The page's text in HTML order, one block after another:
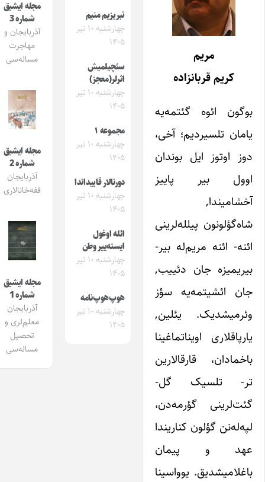
مریم
کریم قربانزاده
بوگون ائوه گئتمه‌یه
یامان تلسیردیم؛ آخی،
دوز اوتوز ایل بوندان
اوول بیر پاییز
آخشامیندا,
شاه‌گؤلونون پیلله‌لرینی
ائنه- ائنه مریم‌له بیر-
بیریمیزه جان دئییب,
جان ائشیتمه‌یه سؤز
وئرمیشدیک. یئلین,
یارپاقلاری اویناتماغینا
باخمادان، قارقالارین
تر- تلسیک گل-
‌گئت‌لرینی گؤرمه‌دن،
لپه‌له‌نن گؤلون کناریندا
عهد و پیمان
باغلامیشدیق. یوواسینا
تبریزیم منیم
چهارشنبه ۱۰ تیر
۱۴۰۵
سئچیلمیش
اثرلر(معجز)
چهارشنبه ۱۰ تیر
۱۴۰۵
مجموعه ۱
چهارشنبه ۱۰ تیر
۱۴۰۵
دورنالار قاییداندا
چهارشنبه ۱۰ تیر
۱۴۰۵
ائله اوغول
ایسته‌ییر وطن
چهارشنبه ۱۰ تیر
۱۴۰۵
هوپ‌هوپ‌نامه
چهارشنبه ۱۰ تیر
۱۴۰۵
مجله ایشیق
شماره 3
آذربایجان و
مهاجرت
مساله‌سی
مجله ایشیق
شماره 2
آذربایجان
قفه‌خانالاری
مجله ایشیق
شماره 1
آذربایجان
معلم‌لری و
تحصیل
مساله‌سی